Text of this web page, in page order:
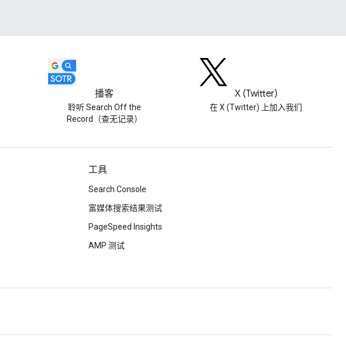
播客
聆听 Search Off the
Record（查无记录）
X (Twitter)
在 X (Twitter) 上加入我们
工具
Search Console
富媒体搜索结果测试
PageSpeed Insights
AMP 测试